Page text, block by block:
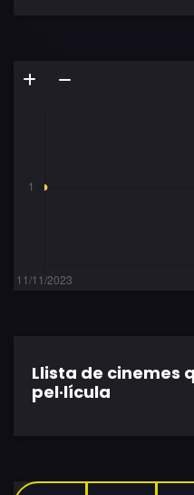
Llista de cinemes
pel·lícula